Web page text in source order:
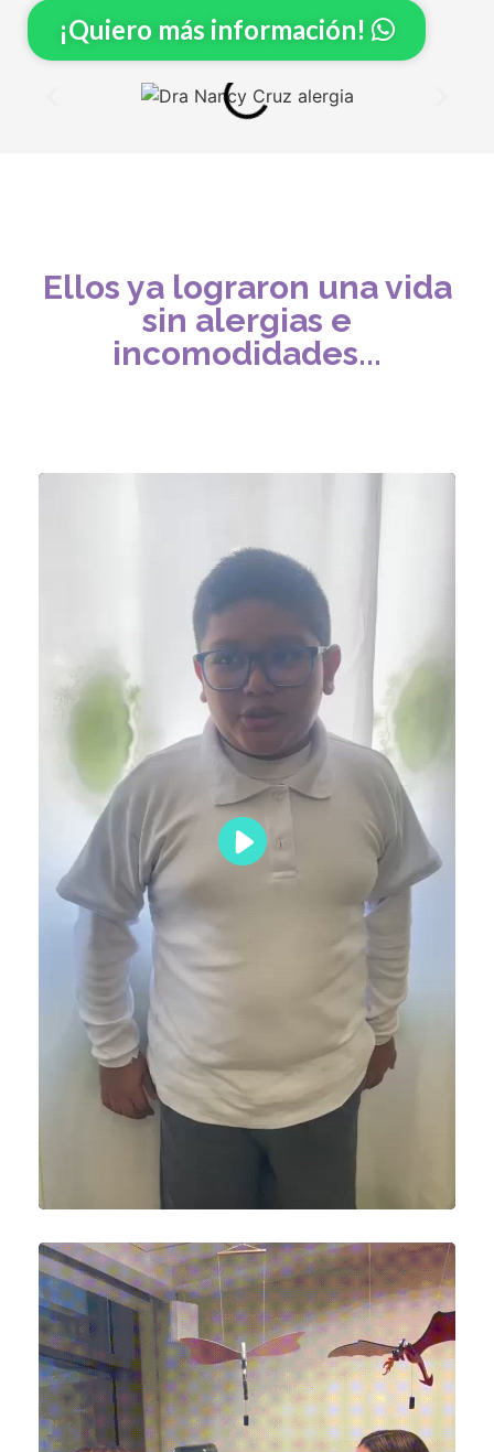
¡Quiero más información!
Ellos ya lograron una vida
sin alergias e
incomodidades...